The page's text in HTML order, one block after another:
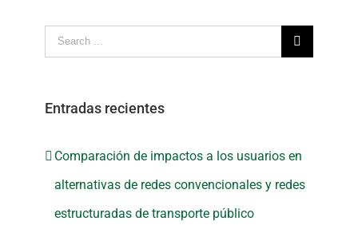
Search
Entradas recientes
Comparación de impactos a los usuarios en
alternativas de redes convencionales y redes
estructuradas de transporte público